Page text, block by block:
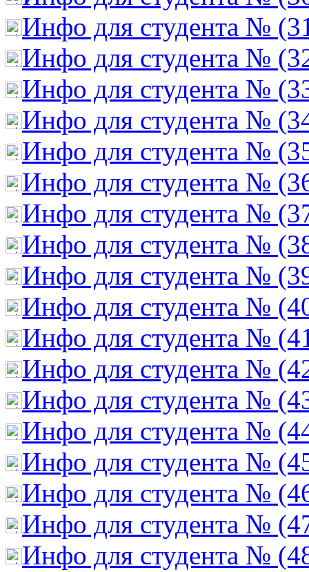
Инфо для студента №
Инфо для студента №
Инфо для студента №
Инфо для студента №
Инфо для студента №
Инфо для студента №
Инфо для студента №
Инфо для студента №
Инфо для студента №
Инфо для студента №
Инфо для студента №
Инфо для студента №
Инфо для студента №
Инфо для студента №
Инфо для студента №
Инфо для студента №
Инфо для студента №
Инфо для студента №